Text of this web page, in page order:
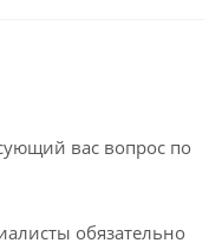
вас вопрос по
обязательно